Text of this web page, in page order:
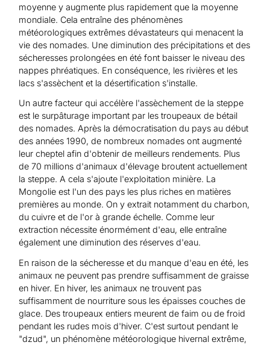
moyenne y augmente plus rapidement que la moyenne
mondiale. Cela entraîne des phénomènes
météorologiques extrêmes dévastateurs qui menacent la
vie des nomades. Une diminution des précipitations et des
sécheresses prolongées en été font baisser le niveau des
nappes phréatiques. En conséquence, les rivières et les
lacs s'assèchent et la désertification s'installe.
Un autre facteur qui accélère l'assèchement de la steppe
est le surpâturage important par les troupeaux de bétail
des nomades. Après la démocratisation du pays au début
des années 1990, de nombreux nomades ont augmenté
leur cheptel afin d'obtenir de meilleurs rendements. Plus
de 70 millions d'animaux d'élevage broutent actuellement
la steppe. A cela s'ajoute l'exploitation minière. La
Mongolie est l'un des pays les plus riches en matières
premières au monde. On y extrait notamment du charbon,
du cuivre et de l'or à grande échelle. Comme leur
extraction nécessite énormément d'eau, elle entraîne
également une diminution des réserves d'eau.
En raison de la sécheresse et du manque d'eau en été, les
animaux ne peuvent pas prendre suffisamment de graisse
en hiver. En hiver, les animaux ne trouvent pas
suffisamment de nourriture sous les épaisses couches de
glace. Des troupeaux entiers meurent de faim ou de froid
pendant les rudes mois d'hiver. C'est surtout pendant le
"dzud", un phénomène météorologique hivernal extrême,